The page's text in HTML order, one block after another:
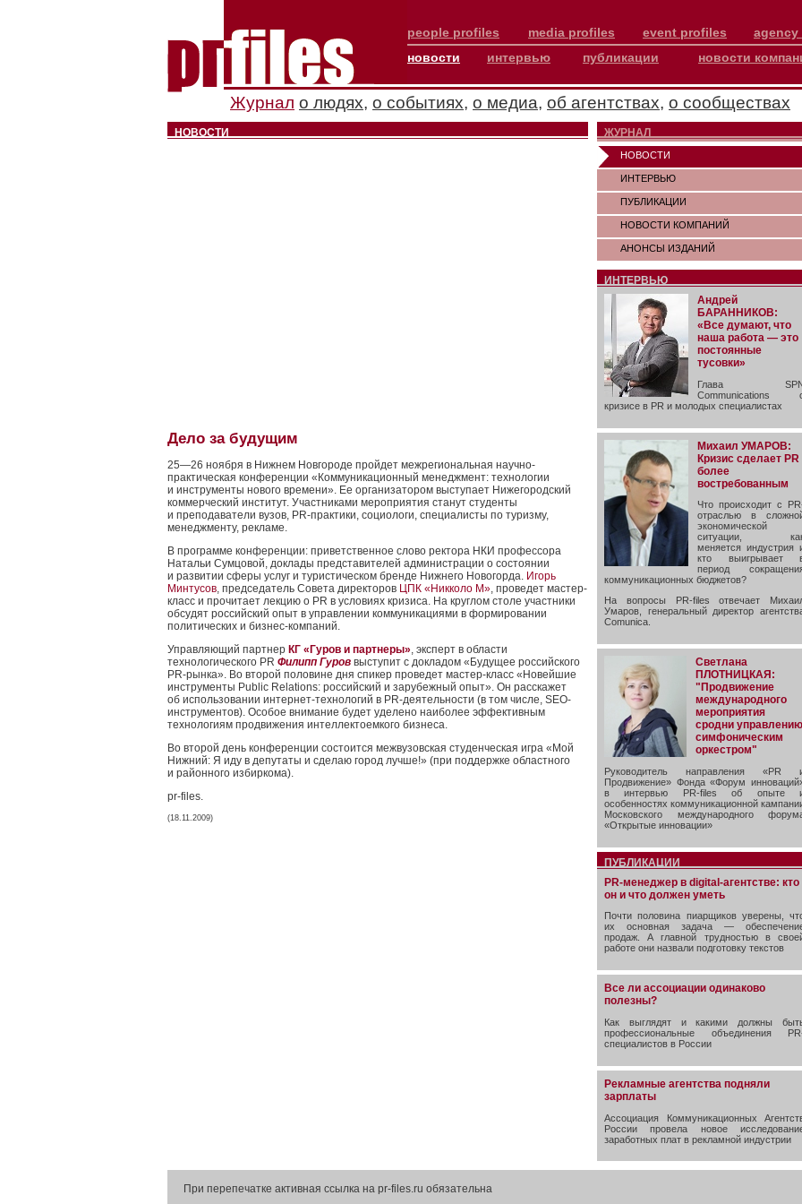
people profiles media profiles event profiles agency
новости
интервью публикации новости
Журнал о людях, о событиях, о медиа, об агентствах, о сообществах
НОВОСТИ
Дело за будущим
25—26 ноября в Нижнем Новгороде пройдет межрегиональная научно-
практическая конференции «Коммуникационный менеджмент: технологии
и инструменты нового времени». Ее организатором выступает Нижегородский
коммерческий институт. Участниками мероприятия станут студенты
и преподаватели вузов, PR-практики, социологи, специалисты по туризму,
менеджменту, рекламе.
В программе конференции: приветственное слово ректора НКИ профессора
Натальи Сумцовой, доклады представителей администрации о состоянии
и развитии сферы услуг и туристическом бренде Нижнего Новогорда. Игорь
Минтусов, председатель Совета директоров ЦПК «Никколо М», проведет мастер-
класс и прочитает лекцию о PR в условиях кризиса. На круглом столе участники
обсудят российский опыт в управлении коммуникациями в формировании
политических и бизнес-компаний.
Управляющий партнер КГ «Гуров и партнеры», эксперт в области
технологического PR Филипп Гуров выступит с докладом «Будущее российского
PR-рынка». Во второй половине дня спикер проведет мастер-класс «Новейшие
инструменты Public Relations: российский и зарубежный опыт». Он расскажет
об использовании интернет-технологий в PR-деятельности (в том числе, SEO-
инструментов). Особое внимание будет уделено наиболее эффективным
технологиям продвижения интеллектоемкого бизнеса.
Во второй день конференции состоится межвузовская студенческая игра «Мой
Нижний: Я иду в депутаты и сделаю город лучше!» (при поддержке областного
и районного избиркома).
pr-files.
(18.11.2009)
ЖУРНАЛ
НОВОСТИ
ИНТЕРВЬЮ
ПУБЛИКАЦИИ
НОВОСТИ КОМПАНИЙ
АНОНСЫ ИЗДАНИЙ
ИНТЕРВЬЮ
Андрей
БАРАННИКОВ:
«Все думают, что
наша работа — это
постоянные
тусовки»
Глава
Communications
кризисе в PR и молодых специалистах
Михаил УМАРОВ:
Кризис сделает PR
более
востребованным
Что происходит с
отраслью в
экономической
ситуации,
меняется индустрия
кто выигрывает
период
коммуникационных бюджетов?
На вопросы PR-files отвечает
Умаров, генеральный директор
Comunica.
Светлана
ПЛОТНИЦКАЯ:
"Продвижение
международного
мероприятия
сродни управлению
симфоническим
оркестром"
Руководитель направления «PR
Продвижение» Фонда «Форум
в интервью PR-files об опыте
особенностях коммуникационной
Московского международного
«Открытые инновации»
ПУБЛИКАЦИИ
PR-менеджер в digital-агентстве: кто
он и что должен уметь
Почти половина пиарщиков уверены,
их основная задача —
продаж. А главной трудностью в
работе они назвали подготовку текстов
Все ли ассоциации одинаково
полезны?
Как выглядят и какими должны
профессиональные объединения
специалистов в России
Рекламные агентства подняли
зарплаты
Ассоциация Коммуникационных
России провела новое
заработных плат в рекламной индустрии
При перепечатке активная ссылка на pr-files.ru обязательна